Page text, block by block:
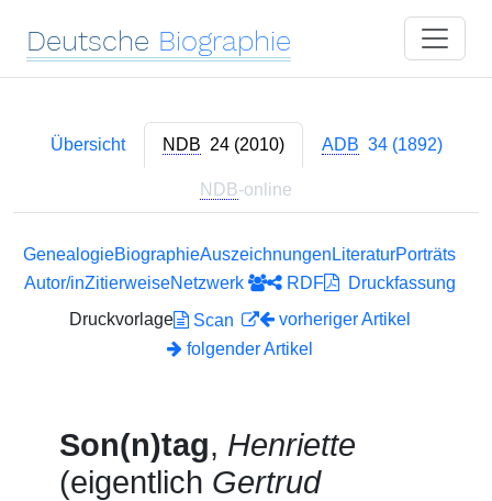
Deutsche Biographie
Übersicht NDB 24 (2010) ADB 34 (1892)
NDB-online
GenealogieBiographieAuszeichnungen LiteraturPorträts
Autor/inZitierweiseNetzwerk RDF
Druckfassung
Druckvorlage
Scan
vorheriger Artikel
folgender Artikel
Son(n)tag, Henriette
(eigentlich Gertrud